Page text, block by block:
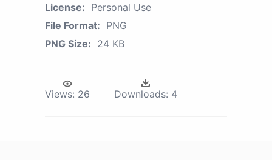
License: Personal Use
File Format: PNG
PNG Size: 24 KB
Views: 26 Downloads: 4